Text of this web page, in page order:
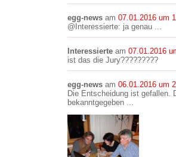
egg-news am 07.01.2016 um
@Interessierte: ja genau ...
Interessierte am 07.01.2016
ist das die Jury?????????
egg-news am 06.01.2016 um
Die Entscheidung ist gefallen.
bekanntgegeben ...